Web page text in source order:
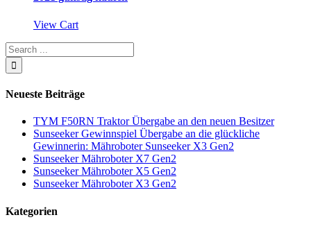
View Cart
Neueste Beiträge
TYM F50RN Traktor Übergabe an den neuen Besitzer
Sunseeker Gewinnspiel Übergabe an die glückliche
Gewinnerin: Mähroboter Sunseeker X3 Gen2
Sunseeker Mähroboter X7 Gen2
Sunseeker Mähroboter X5 Gen2
Sunseeker Mähroboter X3 Gen2
Kategorien